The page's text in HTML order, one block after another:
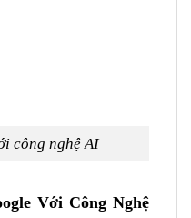
công nghệ AI
Với Công Nghệ